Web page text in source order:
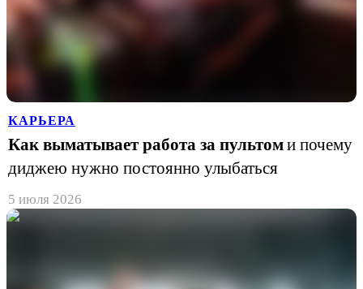
КАРЬЕРА
Как выматывает работа за пультоми почему
диджею нужно постоянно улыбаться
5 июля 2026